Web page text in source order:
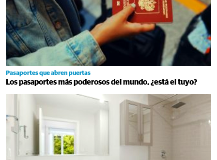
Pasaportes que abren puertas
Los pasaportes más poderosos del mundo, ¿está el tuyo?